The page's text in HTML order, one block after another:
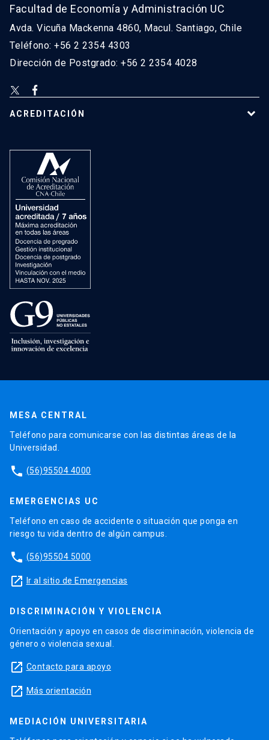
Facultad de Economía y Administración UC
Avda. Vicuña Mackenna 4860, Macul. Santiago, Chile
Teléfono: +56 2 2354 4303
Dirección de Postgrado: +56 2 2354 4028
ACREDITACIÓN
MESA CENTRAL
Teléfono para comunicarse con las distintas áreas de la
Universidad.
phone (56)95504 4000
EMERGENCIAS UC
Teléfono en caso de accidente o situación que ponga en
riesgo tu vida dentro de algún campus.
phone (56)95504 5000
launch Ir al sitio de Emergencias
DISCRIMINACIÓN Y VIOLENCIA
Orientación y apoyo en casos de discriminación, violencia de
género o violencia sexual.
launch Contacto para apoyo
launch Más orientación
MEDIACIÓN UNIVERSITARIA